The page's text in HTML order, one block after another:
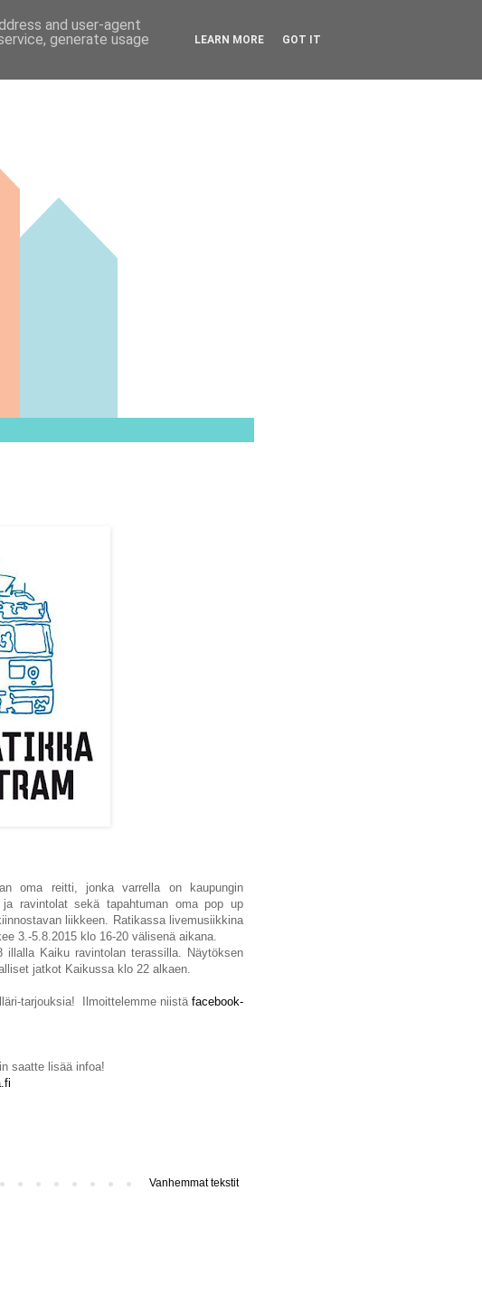
oma reitti, jonka varrella on kaupungin
ja ravintolat sekä tapahtuman oma pop up
liikkeen. Ratikassa livemusiikkina
3.-5.8.2015 klo 16-20 välisenä aikana.
Kaiku ravintolan terassilla. Näytöksen
jatkot Kaikussa klo 22 alkaen.
tarjouksia! Ilmoittelemme niistäfacebook-
saatte lisää infoa!
Vanhemmat tekstit
and user-agent
generate usage
LEARN MORE GOT IT